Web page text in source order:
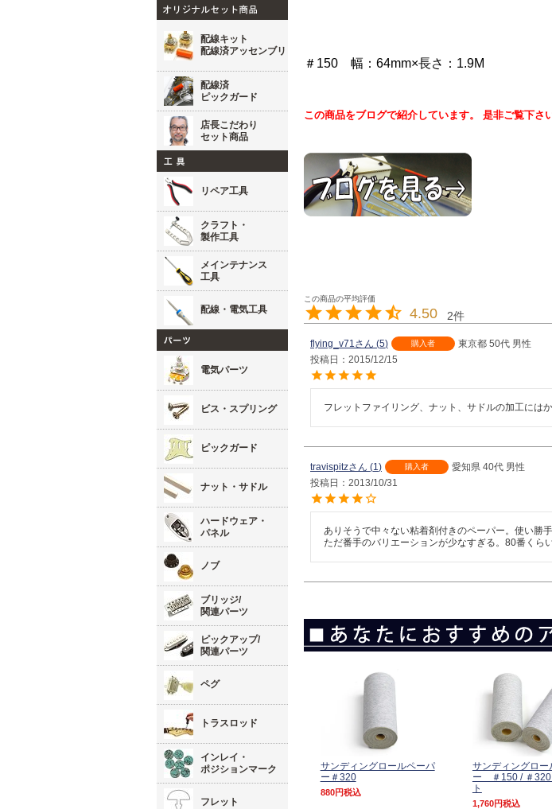
配線キット
配線済アッセンブリ
配線済
ピックガード
店長こだわり
セット商品
リペア工具
クラフト・
製作工具
メインテナンス
工具
配線・電気工具
電気パーツ
ビス・スプリング
ピックガード
ナット・サドル
ハードウェア・
パネル
ノブ
ブリッジ/
関連パーツ
ピックアップ/
関連パーツ
ペグ
トラスロッド
インレイ・
ポジションマーク
フレット
＃150 幅：64mm×長さ：1.9M
この商品をブログで紹介しています。 是非ご覧下さい
4.50 2
flying_v71 5 購入者 東京都 50代 男性
投稿日
2015/12/15
フレットファイリング、ナット、サドルの加工には
travispitz 1 購入者 愛知県 40代 男性
投稿日
2013/10/31
ありそうで中々ない粘着剤付きのペーパー。使い勝手
ただ番手のバリエーションが少なすぎる。80番くら
サンディングロールペーパ
ー＃320
880 税込
サンディングロー
ー ＃150 / ＃320
ト
1,760 税込